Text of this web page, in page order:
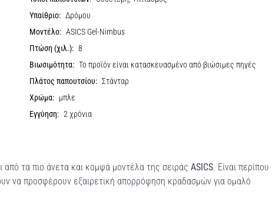
Υπαίθριο: Δρόμου
Μοντέλο: ASICS Gel-Nimbus
Πτώση (χιλ.): 8
Βιωσιμότητα: Το προϊόν είναι κατασκευασμένο από βιώσιμες πηγές
Πλάτος παπουτσίου: Στάνταρ
Χρώμα: μπλε
Εγγύηση: 2 χρόνια
από τα πιο άνετα και κομψά μοντέλα της σειράς ASICS. Είναι περίπου
να προσφέρουν εξαιρετική απορρόφηση κραδασμών για ομαλό